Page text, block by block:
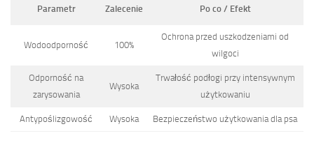
Parametr Zalecenie Po co / Efekt
Wodoodporność 100%
Ochrona przed uszkodzeniami od
wilgoci
Odporność na
zarysowania
Wysoka
Trwałość podłogi przy intensywnym
użytkowaniu
Antypoślizgowość Wysoka Bezpieczeństwo użytkowania dla psa